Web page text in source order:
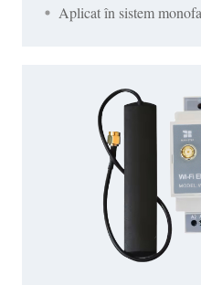
Aplicat în sistem